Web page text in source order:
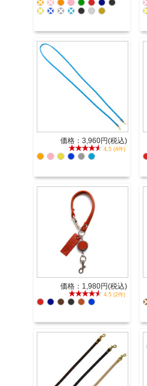
価格：3,960円(税込)
4.5 (4件)
価格：1,980円(税込)
4.5 (2件)